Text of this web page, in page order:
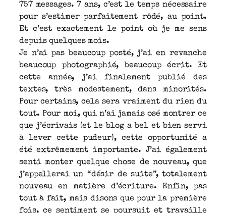
757 messages. 7 ans, c’est le temps nécessaire
pour s’estimer parfaitement rôdé, au point.
Et c’est exactement le point où je me sens
depuis quelques mois.
Je n’ai pas beaucoup posté, j’ai en revanche
beaucoup photographié, beaucoup écrit. Et
cette année, j’ai finalement publié des
textes, très modestement, dans minorités.
Pour certains, cela sera vraiment du rien du
tout. Pour moi, qui n’ai jamais osé montrer ce
que j’écrivais (et le blog a bel et bien servi
à lever cette pudeur), cette opportunité a
été extrêmement importante. J’ai également
senti monter quelque chose de nouveau, que
j’appellerai un “désir de suite”, totalement
nouveau en matière d’écriture. Enfin, pas
tout à fait, mais disons que pour la première
fois, ce sentiment se poursuit et travaille